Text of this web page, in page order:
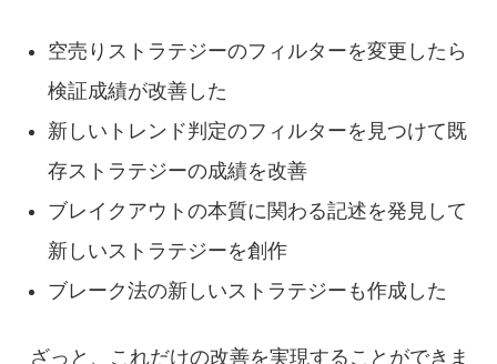
空売りストラテジーのフィルターを変更したら
検証成績が改善した
新しいトレンド判定のフィルターを見つけて既
存ストラテジーの成績を改善
ブレイクアウトの本質に関わる記述を発見して
新しいストラテジーを創作
ブレーク法の新しいストラテジーも作成した
ざっと、これだけの改善を実現することができま